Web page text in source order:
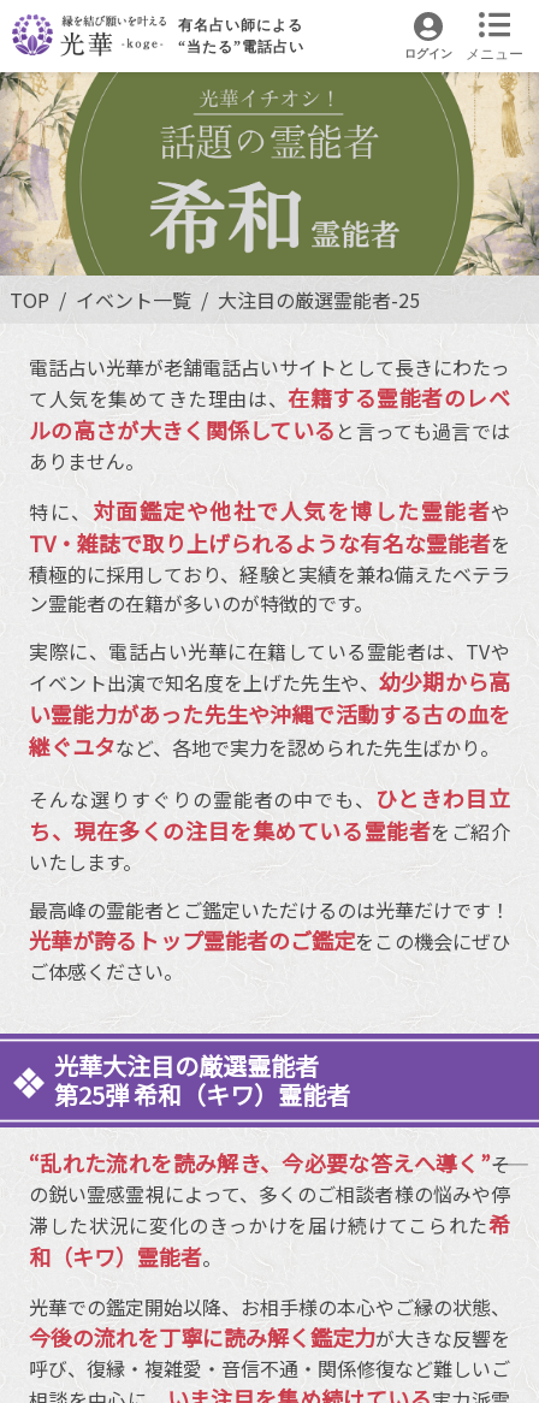
メニュー
有名占い師による
“当たる”電話占い
ログイン
TOP イベント一覧 大注目の厳選霊能者-25
電話占い光華が老舗電話占いサイトとして長きにわたっ
て人気を集めてきた理由は、在籍する霊能者のレベ
ルの高さが大きく関係している と言っても過言では
ありません。
特に、 対面鑑定や他社で人気を博した霊能者や
TV・雑誌で取り上げられるような有名な霊能者を
積極的に採用しており、経験と実績を兼ね備えたベテラ
ン霊能者の在籍が多いのが特徴的です。
実際に、電話占い光華に在籍している霊能者は、TVや
イベント出演で知名度を上げた先生や、幼少期から高
い霊能力があった先生や沖縄で活動する古の血を
継ぐユタなど、各地で実力を認められた先生ばかり。
そんな選りすぐりの霊能者の中でも、 ひときわ目立
ち、現在多くの注目を集めている霊能者をご紹介
いたします。
最高峰の霊能者とご鑑定いただけるのは光華だけです！
光華が誇るトップ霊能者のご鑑定をこの機会にぜひ
ご体感ください。
光華大注目の厳選霊能者
第25弾 希和（キワ）霊能者
“乱れた流れを読み解き、今必要な答えへ導く”――そ
の鋭い霊感霊視によって、多くのご相談者様の悩みや停
滞した状況に変化のきっかけを届け続けてこられた希
和（キワ）霊能者。
光華での鑑定開始以降、お相手様の本心やご縁の状態、
今後の流れを丁寧に読み解く鑑定力が大きな反響を
呼び、復縁・複雑愛・音信不通・関係修復など難しいご